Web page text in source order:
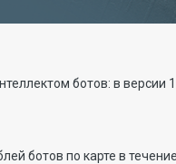
ботов: в версии
ботов по карте в